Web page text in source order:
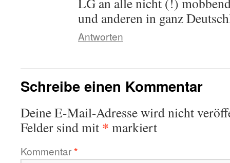
und anderen in ganz
Antworten
Schreibe einen Kommentar
Deine E-Mail-Adresse wird nicht
Felder sind mit * markiert
Kommentar*